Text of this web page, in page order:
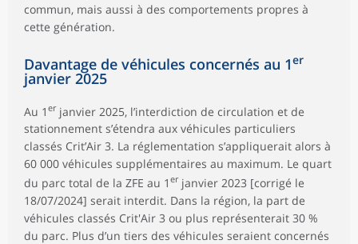
commun, mais aussi à des comportements propres à
cette génération.
Davantage de véhicules concernés au 1er
janvier 2025
Au 1 erjanvier 2025, l’interdiction de circulation et de
stationnement s’étendra aux véhicules particuliers
classés Crit’Air 3. La réglementation s’appliquerait alors à
60 000 véhicules supplémentaires au maximum. Le quart
du parc total de la ZFE au 1 erjanvier 2023 [corrigé le
18/07/2024] serait interdit. Dans la région, la part de
véhicules classés Crit'Air 3 ou plus représenterait 30 %
du parc. Plus d’un tiers des véhicules seraient concernés